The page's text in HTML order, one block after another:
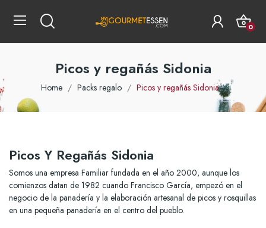
0
Picos y regañás Sidonia
Home Packs regalo Picos y regañás Sidonia
Picos Y Regañás Sidonia
Somos una empresa Familiar fundada en el año 2000, aunque los
comienzos datan de 1982 cuando Francisco García, empezó en el
negocio de la panadería y la elaboración artesanal de picos y rosquillas
en una pequeña panadería en el centro del pueblo.